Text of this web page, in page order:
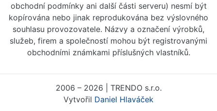
obchodní podmínky ani další části serveru) nesmí být
kopírována nebo jinak reprodukována bez výslovného
souhlasu provozovatele. Názvy a označení výrobků,
služeb, firem a společností mohou být registrovanými
obchodními známkami příslušných vlastníků.
2006 – 2026 | TRENDO s.r.o.
Vytvořil Daniel Hlaváček